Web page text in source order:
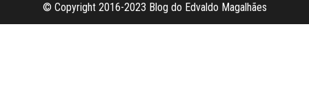
© Copyright 2016-2023 Blog do Edvaldo Magalhães